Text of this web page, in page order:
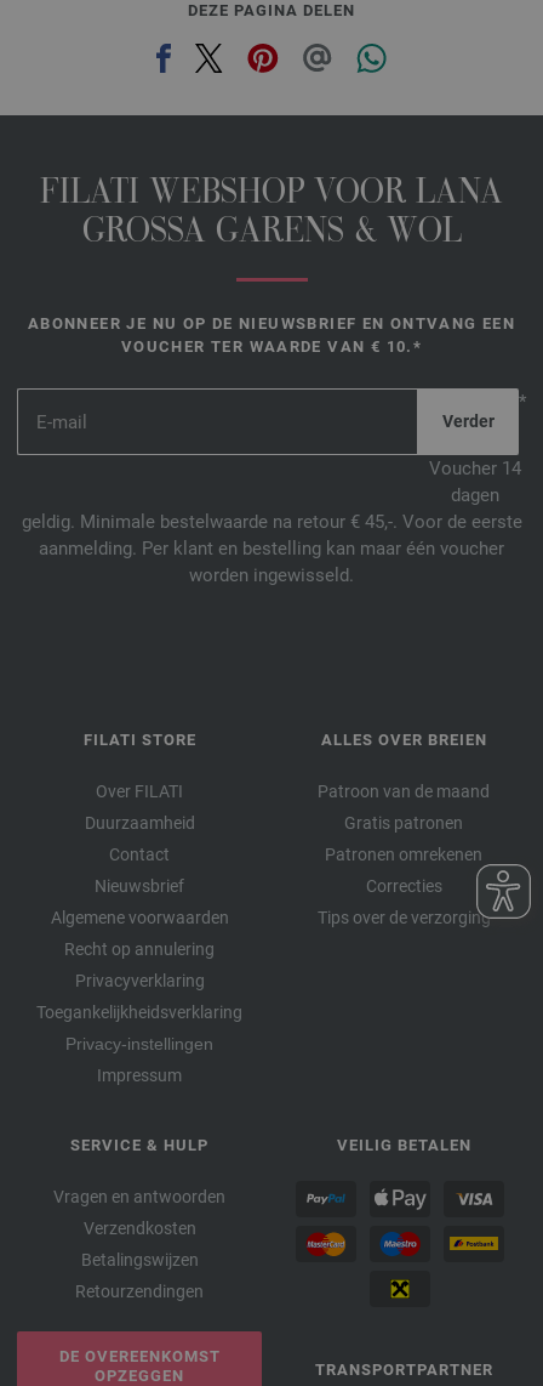
DEZE PAGINA DELEN
FILATI WEBSHOP VOOR LANA
GROSSA GARENS & WOL
ABONNEER JE NU OP DE NIEUWSBRIEF EN ONTVANG EEN
VOUCHER TER WAARDE VAN € 10.*
*
Voucher 14
dagen
geldig. Minimale bestelwaarde na retour € 45,-. Voor de eerste
aanmelding. Per klant en bestelling kan maar één voucher
worden ingewisseld.
FILATI STORE
Over FILATI
Duurzaamheid
Contact
Nieuwsbrief
Algemene voorwaarden
Recht op annulering
Privacyverklaring
Toegankelijkheidsverklaring
Privacy-instellingen
Impressum
ALLES OVER BREIEN
Patroon van de maand
Gratis patronen
Patronen omrekenen
Correcties
Tips over de verzorging
SERVICE & HULP
Vragen en antwoorden
Verzendkosten
Betalingswijzen
Retourzendingen
DE OVEREENKOMST
OPZEGGEN
VEILIG BETALEN
TRANSPORTPARTNER